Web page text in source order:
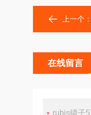
上一个：
在线留言